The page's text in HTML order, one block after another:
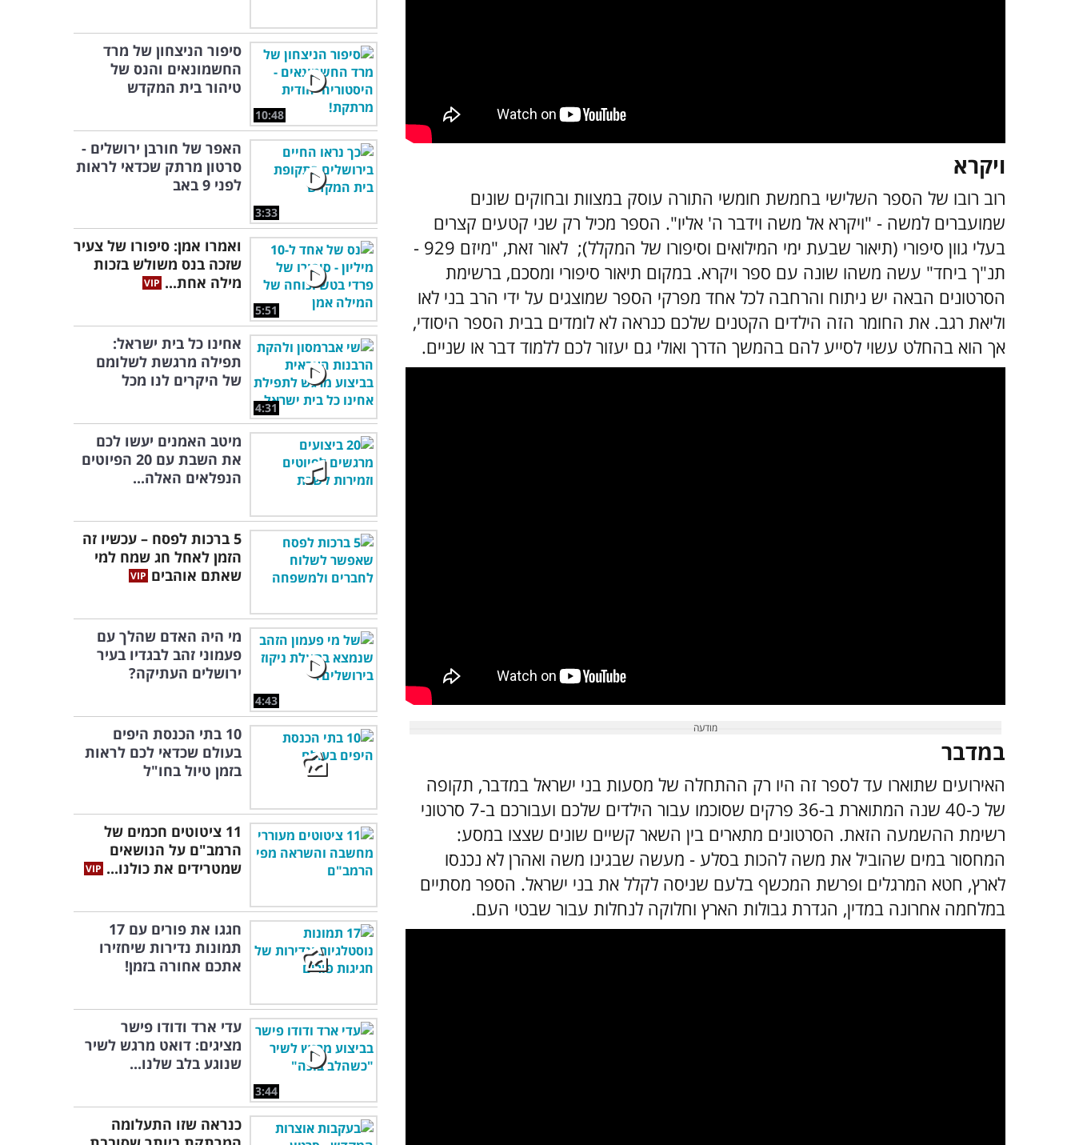
ויקרא
רוב רובו של הספר השלישי בחמשת חומשי התורה עוסק במצוות ובחוקים שונים
שמועברים למשה - "ויקרא אל משה וידבר ה' אליו". הספר מכיל רק שני קטעים קצרים
בעלי גוון סיפורי (תיאור שבעת ימי המילואים וסיפורו של המקלל); לאור זאת, "מיזם 929 -
תנ"ך ביחד" עשה משהו שונה עם ספר ויקרא. במקום תיאור סיפורי ומסכם, ברשימת
הסרטונים הבאה יש ניתוח והרחבה לכל אחד מפרקי הספר שמוצגים על ידי הרב בני לאו
וליאת רגב. את החומר הזה הילדים הקטנים שלכם כנראה לא לומדים בבית הספר היסודי,
אך הוא בהחלט עשוי לסייע להם בהמשך הדרך ואולי גם יעזור לכם ללמוד דבר או שניים.
במדבר
האירועים שתוארו עד לספר זה היו רק ההתחלה של מסעות בני ישראל במדבר, תקופה
של כ-40 שנה המתוארת ב-36 פרקים שסוכמו עבור הילדים שלכם ועבורכם ב-7 סרטוני
רשימת ההשמעה הזאת. הסרטונים מתארים בין השאר קשיים שונים שצצו במסע:
המחסור במים שהוביל את משה להכות בסלע - מעשה שבגינו משה ואהרן לא נכנסו
לארץ, חטא המרגלים ופרשת המכשף בלעם שניסה לקלל את בני ישראל. הספר מסתיים
במלחמה אחרונה במדין, הגדרת גבולות הארץ וחלוקה לנחלות עבור שבטי העם.
10:48
סיפור הניצחון של מרד
החשמונאים והנס של
טיהור בית המקדש
3:33
האפר של חורבן ירושלים -
סרטון מרתק שכדאי לראות
לפני 9 באב
5:51
ואמרו אמן: סיפורו של צעיר
שזכה בנס משולש בזכות
מילה אחת...
4:31
אחינו כל בית ישראל:
תפילה מרגשת לשלומם
של היקרים לנו מכל
מיטב האמנים יעשו לכם
את השבת עם 20 הפיוטים
הנפלאים האלה...
5 ברכות לפסח – עכשיו זה
הזמן לאחל חג שמח למי
שאתם אוהבים
4:43
מי היה האדם שהלך עם
פעמוני זהב לבגדיו בעיר
ירושלים העתיקה?
10 בתי הכנסת היפים
בעולם שכדאי לכם לראות
בזמן טיול בחו"ל
11 ציטוטים חכמים של
הרמב"ם על הנושאים
שמטרידים את כולנו...
חגגו את פורים עם 17
תמונות נדירות שיחזירו
אתכם אחורה בזמן!
3:44
עדי ארד ודודו פישר
מציגים: דואט מרגש לשיר
שנוגע בלב שלנו...
כנראה שזו התעלומה